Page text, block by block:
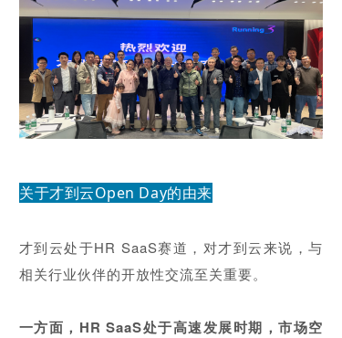
关于才到云Open Day的由来
才到云处于HR SaaS赛道，对才到云来说，与
相关行业伙伴的开放性交流至关重要。
一方面，HR SaaS处于高速发展时期，市场空